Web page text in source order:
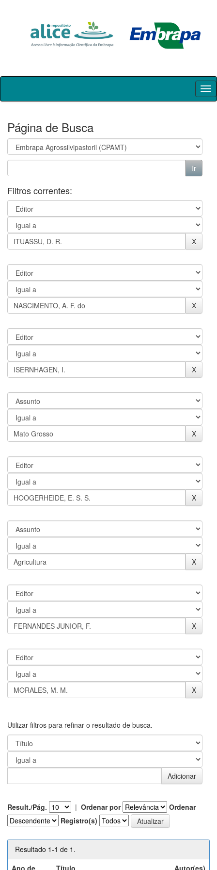
Skip
Página de Busca
Filtros correntes:
Utilizar filtros para refinar o resultado de busca.
Result./Pág. | Ordenar por
Ordenar
Registro(s)
Resultado 1-1 de 1.
Ano de
Título Autor(es)